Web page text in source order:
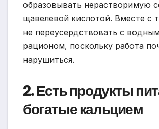
образовывать нерастворимую
щавелевой кислотой. Вместе с
не переусердствовать с
рационом, поскольку работа
нарушиться.
2. Есть продукты
богатые кальцием